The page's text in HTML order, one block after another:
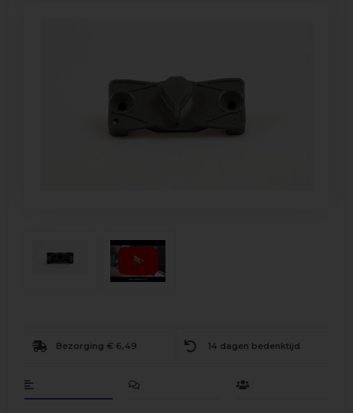
Bezorging € 6,49 14 dagen bedenktijd